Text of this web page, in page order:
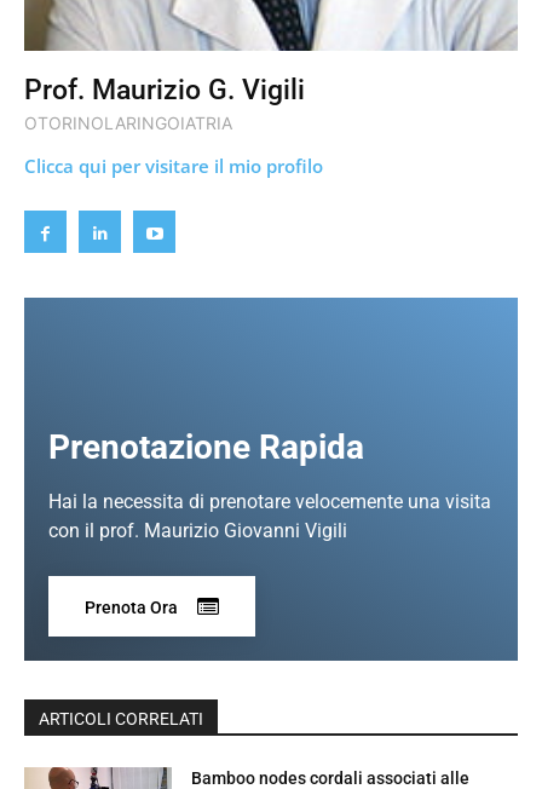
Prof. Maurizio G. Vigili
OTORINOLARINGOIATRIA
Clicca qui per visitare il mio profilo
Prenotazione Rapida
Hai la necessita di prenotare velocemente una visita
con il prof. Maurizio Giovanni Vigili
Prenota Ora
ARTICOLI CORRELATI
Bamboo nodes cordali associati alle